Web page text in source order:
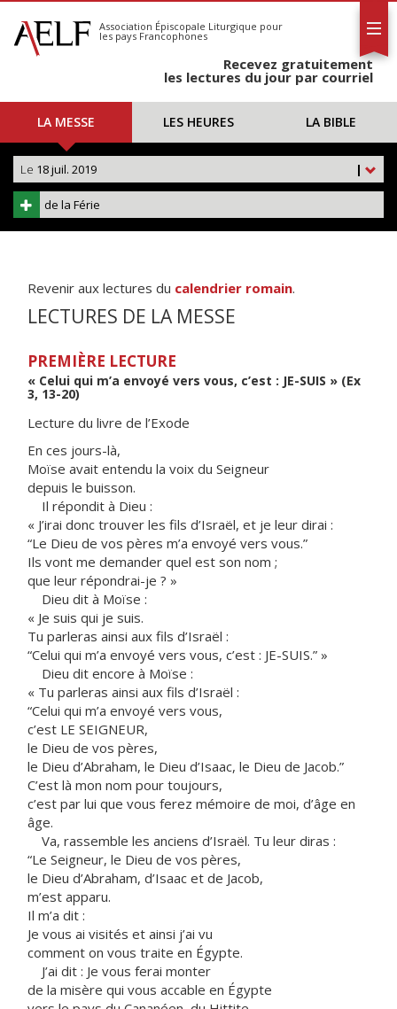
S'abonner
Calendrier
Association Épiscopale Liturgique pour
les pays Francophones
Recevez gratuitement
les lectures du jour par courriel
LA MESSE LES HEURES LA BIBLE
|
Le 18 juil. 2019
de la Férie
Revenir aux lectures du calendrier romain.
LECTURES DE LA MESSE
PREMIÈRE LECTURE
« Celui qui m’a envoyé vers vous, c’est : JE-SUIS » (Ex
3, 13-20)
Lecture du livre de l’Exode
En ces jours-là,
Moïse avait entendu la voix du Seigneur
depuis le buisson.
Il répondit à Dieu :
« J’irai donc trouver les fils d’Israël, et je leur dirai :
“Le Dieu de vos pères m’a envoyé vers vous.”
Ils vont me demander quel est son nom ;
que leur répondrai-je ? »
Dieu dit à Moïse :
« Je suis qui je suis.
Tu parleras ainsi aux fils d’Israël :
“Celui qui m’a envoyé vers vous, c’est : JE-SUIS.” »
Dieu dit encore à Moïse :
« Tu parleras ainsi aux fils d’Israël :
“Celui qui m’a envoyé vers vous,
c’est LE SEIGNEUR,
le Dieu de vos pères,
le Dieu d’Abraham, le Dieu d’Isaac, le Dieu de Jacob.”
C’est là mon nom pour toujours,
c’est par lui que vous ferez mémoire de moi, d’âge en
âge.
Va, rassemble les anciens d’Israël. Tu leur diras :
“Le Seigneur, le Dieu de vos pères,
le Dieu d’Abraham, d’Isaac et de Jacob,
m’est apparu.
Il m’a dit :
Je vous ai visités et ainsi j’ai vu
comment on vous traite en Égypte.
J’ai dit : Je vous ferai monter
de la misère qui vous accable en Égypte